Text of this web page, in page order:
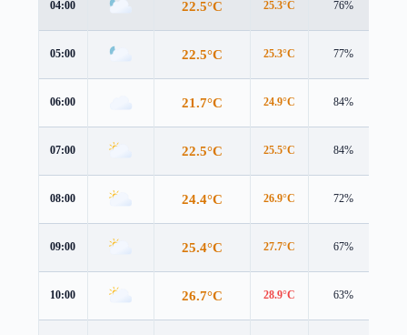
04:00 22.5°C 25.3°C 76%
05:00 22.5°C 25.3°C 77%
06:00 21.7°C 24.9°C 84%
07:00 22.5°C 25.5°C 84%
08:00 24.4°C 26.9°C 72%
09:00 25.4°C 27.7°C 67%
10:00 26.7°C 28.9°C 63%